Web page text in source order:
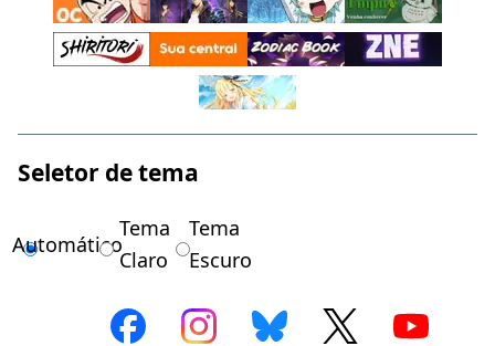
Seletor de tema
Automático
Tema
Claro
Tema
Escuro